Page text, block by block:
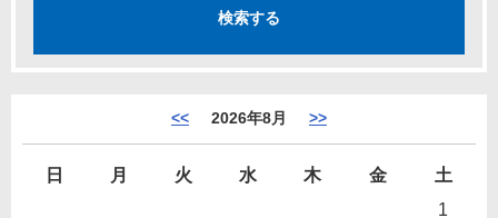
<< 2026年8月 >>
日 月 火 水 木 金
土
1